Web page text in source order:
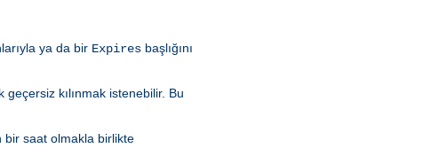
ya da bir Expires başlığını
geçersiz kılınmak istenebilir. Bu
bir saat olmakla birlikte